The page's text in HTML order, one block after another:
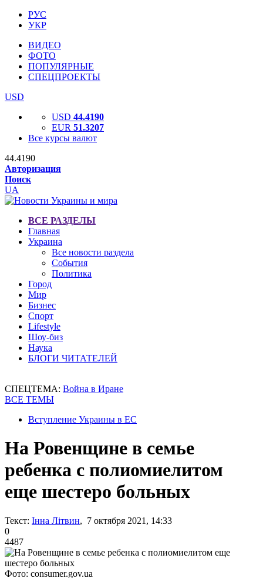
РУС
УКР
ВИДЕО
ФОТО
ПОПУЛЯРНЫЕ
СПЕЦПРОЕКТЫ
USD
USD 44.4190
EUR 51.3207
Все курсы валют
44.4190
Авторизация
Поиск
UA
ВСЕ РАЗДЕЛЫ
Главная
Украина
Все новости раздела
События
Политика
Город
Мир
Бизнес
Спорт
Lifestyle
Шоу-биз
Наука
БЛОГИ ЧИТАТЕЛЕЙ
СПЕЦТЕМА: Война в Иране
ВСЕ ТЕМЫ
Вступление Украины в ЕС
На Ровенщине в семье
ребенка с полиомиелитом
еще шестеро больных
Текст: Інна Літвин, 7 октября 2021, 14:33
0
4487
Фото: consumer.gov.ua